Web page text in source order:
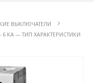
ВЫКЛЮЧАТЕЛИ
КА — ТИП ХАРАКТЕРИСТИКИ